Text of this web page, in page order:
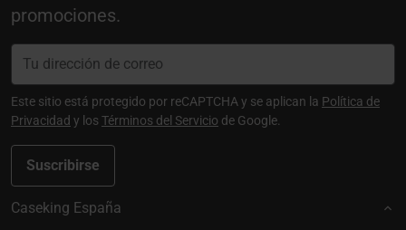
promociones.
Suscribirse
Este sitio está protegido por reCAPTCHA y se aplican la Política de
Privacidad y losTérminos del Servicio de Google.
Caseking España